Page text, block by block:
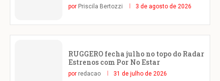
por Priscila Bertozzi 3 de agosto de 2026
RUGGERO fecha julho no topo do Radar
Estrenos com Por No Estar
por redacao 31 de julho de 2026